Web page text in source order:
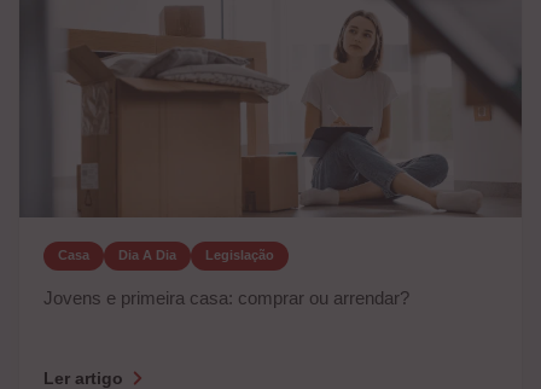
Casa Dia A Dia Legislação
Jovens e primeira casa: comprar ou arrendar?
Ler artigo